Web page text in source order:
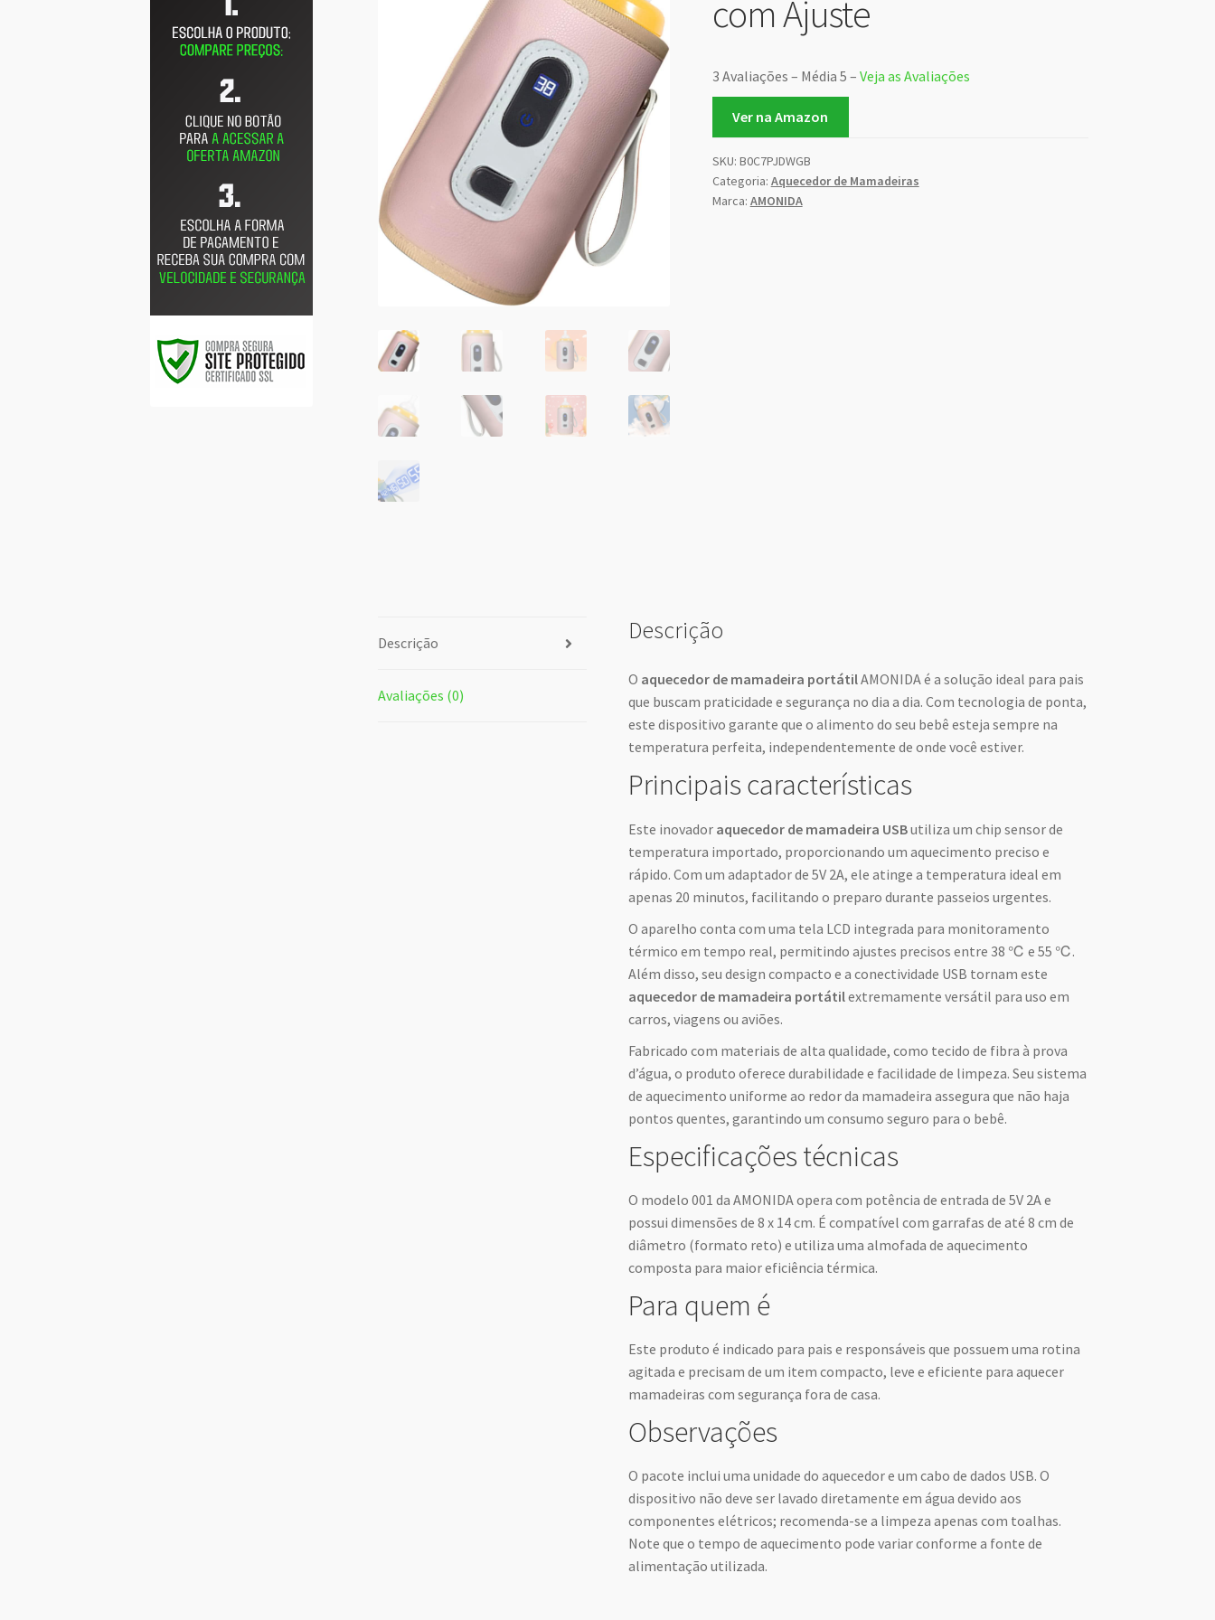
com Ajuste
3 Avaliações – Média 5 – Veja as Avaliações
Ver na Amazon
SKU: B0C7PJDWGB
Categoria: Aquecedor de Mamadeiras
Marca: AMONIDA
Descrição
Avaliações (0)
Descrição
O aquecedor de mamadeira portátilAMONIDA é a solução ideal para pais
que buscam praticidade e segurança no dia a dia. Com tecnologia de ponta,
este dispositivo garante que o alimento do seu bebê esteja sempre na
temperatura perfeita, independentemente de onde você estiver.
Principais características
Este inovador aquecedor de mamadeira USButiliza um chip sensor de
temperatura importado, proporcionando um aquecimento preciso e
rápido. Com um adaptador de 5V 2A, ele atinge a temperatura ideal em
apenas 20 minutos, facilitando o preparo durante passeios urgentes.
O aparelho conta com uma tela LCD integrada para monitoramento
térmico em tempo real, permitindo ajustes precisos entre 38 ℃ e 55 ℃.
Além disso, seu design compacto e a conectividade USB tornam este
aquecedor de mamadeira portátilextremamente versátil para uso em
carros, viagens ou aviões.
Fabricado com materiais de alta qualidade, como tecido de fibra à prova
d’água, o produto oferece durabilidade e facilidade de limpeza. Seu sistema
de aquecimento uniforme ao redor da mamadeira assegura que não haja
pontos quentes, garantindo um consumo seguro para o bebê.
Especificações técnicas
O modelo 001 da AMONIDA opera com potência de entrada de 5V 2A e
possui dimensões de 8 x 14 cm. É compatível com garrafas de até 8 cm de
diâmetro (formato reto) e utiliza uma almofada de aquecimento
composta para maior eficiência térmica.
Para quem é
Este produto é indicado para pais e responsáveis que possuem uma rotina
agitada e precisam de um item compacto, leve e eficiente para aquecer
mamadeiras com segurança fora de casa.
Observações
O pacote inclui uma unidade do aquecedor e um cabo de dados USB. O
dispositivo não deve ser lavado diretamente em água devido aos
componentes elétricos; recomenda-se a limpeza apenas com toalhas.
Note que o tempo de aquecimento pode variar conforme a fonte de
alimentação utilizada.